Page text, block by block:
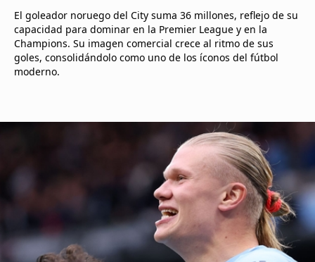
El goleador noruego del City suma 36 millones, reflejo de su
capacidad para dominar en la Premier League y en la
Champions. Su imagen comercial crece al ritmo de sus
goles, consolidándolo como uno de los íconos del fútbol
moderno.